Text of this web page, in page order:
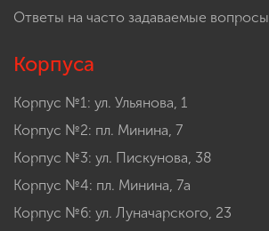
Ответы на часто задаваемые вопросы
Корпуса
Корпус №1: ул. Ульянова, 1
Корпус №2: пл. Минина, 7
Корпус №3: ул. Пискунова, 38
Корпус №4: пл. Минина, 7а
Корпус №6: ул. Луначарского, 23